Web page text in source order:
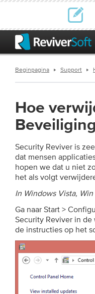
Beginpagina Support
Hoe
Security Reviver is
dat mensen
hopen we dat u niet
het als volgt
In Windows Vista,
Ga naar Start >
Security Reviver in
de instructies op het